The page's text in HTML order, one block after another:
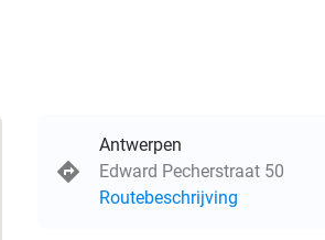
Antwerpen
Edward Pecherstraat 50
Routebeschrijving